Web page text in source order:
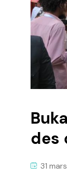
des
31